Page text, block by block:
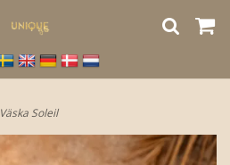
Väska Soleil